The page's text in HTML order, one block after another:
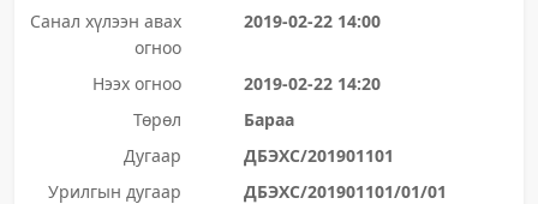
Санал хүлээн авах
огноо
2019-02-22 14:00
Нээх огноо
2019-02-22 14:20
Төрөл
Бараа
Дугаар
ДБЭХС/201901101
Урилгын дугаар
ДБЭХС/201901101/01/01